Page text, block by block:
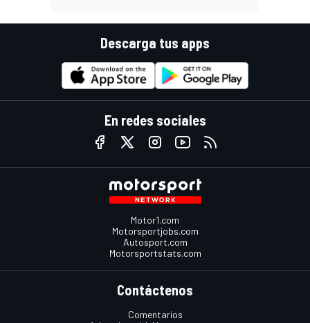
Descarga tus apps
En redes sociales
Motor1.com
Motorsportjobs.com
Autosport.com
Motorsportstats.com
Contáctenos
Comentarios